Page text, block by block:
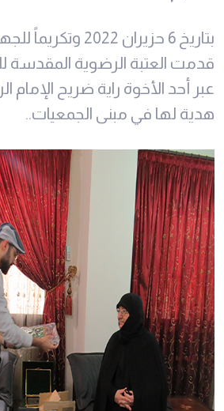
بتاريخ 6 حزيران 2022
قدمت العتبة الرضوية المقدسة
عبر أحد الأخوة راية ضريح الإمام
هدية لها في مبنى الجمعيات..